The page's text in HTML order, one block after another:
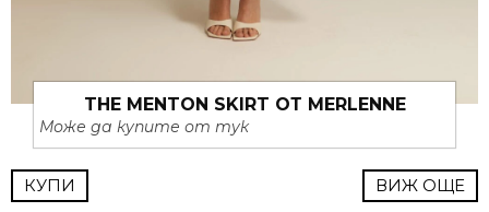
THE MENTON SKIRT ОТ MERLENNE
Може да купите от тук
КУПИ ВИЖ ОЩЕ